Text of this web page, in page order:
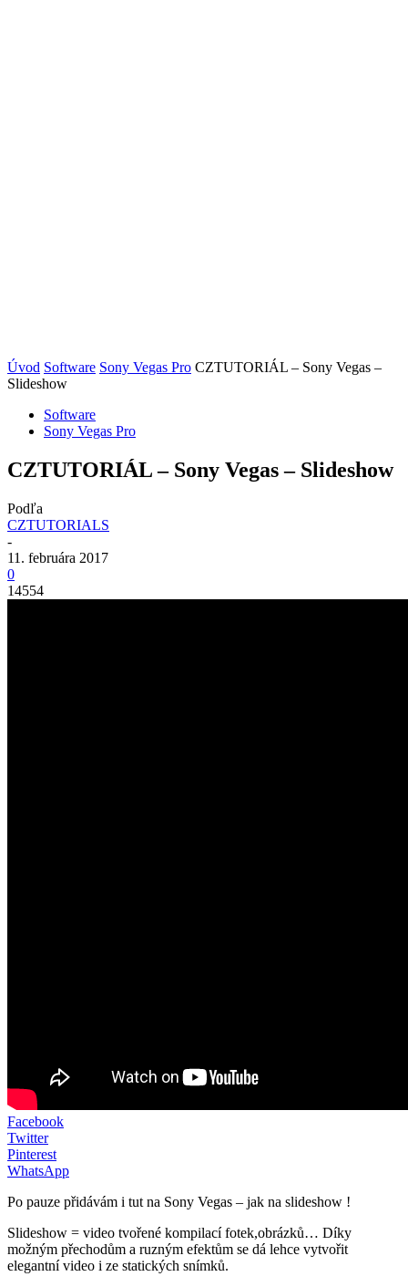
Úvod Software Sony Vegas Pro CZTUTORIÁL – Sony Vegas –
Slideshow
Software
Sony Vegas Pro
CZTUTORIÁL – Sony Vegas – Slideshow
Podľa
CZTUTORIALS
-
11. februára 2017
0
14554
Facebook
Twitter
Pinterest
WhatsApp
Po pauze přidávám i tut na Sony Vegas – jak na slideshow !
Slideshow = video tvořené kompilací fotek,obrázků… Díky
možným přechodům a ruzným efektům se dá lehce vytvořit
elegantní video i ze statických snímků.